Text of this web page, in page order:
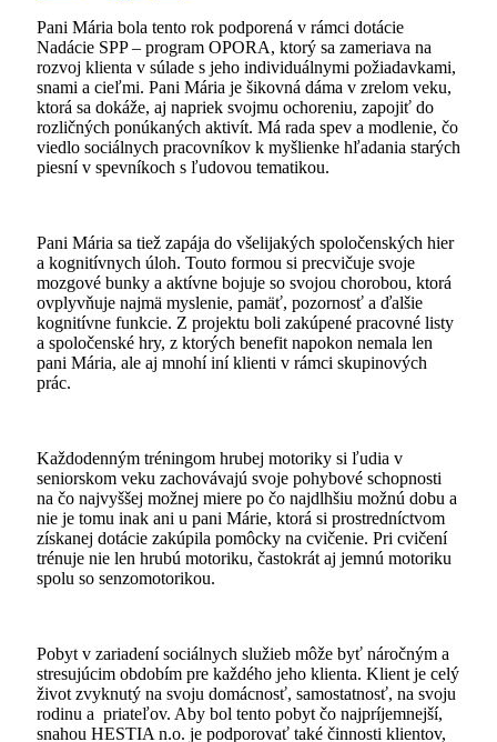
Pani Mária bola tento rok podporená v rámci dotácie
Nadácie SPP – program OPORA, ktorý sa zameriava na
rozvoj klienta v súlade s jeho individuálnymi požiadavkami,
snami a cieľmi. Pani Mária je šikovná dáma v zrelom veku,
ktorá sa dokáže, aj napriek svojmu ochoreniu, zapojiť do
rozličných ponúkaných aktivít. Má rada spev a modlenie, čo
viedlo sociálnych pracovníkov k myšlienke hľadania starých
piesní v spevníkoch s ľudovou tematikou.
Pani Mária sa tiež zapája do všelijakých spoločenských hier
a kognitívnych úloh. Touto formou si precvičuje svoje
mozgové bunky a aktívne bojuje so svojou chorobou, ktorá
ovplyvňuje najmä myslenie, pamäť, pozornosť a ďalšie
kognitívne funkcie. Z projektu boli zakúpené pracovné listy
a spoločenské hry, z ktorých benefit napokon nemala len
pani Mária, ale aj mnohí iní klienti v rámci skupinových
prác.
Každodenným tréningom hrubej motoriky si ľudia v
seniorskom veku zachovávajú svoje pohybové schopnosti
na čo najvyššej možnej miere po čo najdlhšiu možnú dobu a
nie je tomu inak ani u pani Márie, ktorá si prostredníctvom
získanej dotácie zakúpila pomôcky na cvičenie. Pri cvičení
trénuje nie len hrubú motoriku, častokrát aj jemnú motoriku
spolu so senzomotorikou.
Pobyt v zariadení sociálnych služieb môže byť náročným a
stresujúcim obdobím pre každého jeho klienta. Klient je celý
život zvyknutý na svoju domácnosť, samostatnosť, na svoju
rodinu a priateľov. Aby bol tento pobyt čo najpríjemnejší,
snahou HESTIA n.o. je podporovať také činnosti klientov,